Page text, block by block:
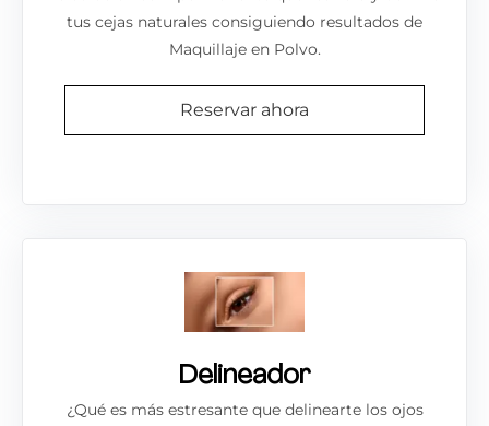
tus cejas naturales consiguiendo resultados de
Maquillaje en Polvo.
Reservar ahora
Delineador
¿Qué es más estresante que delinearte los ojos